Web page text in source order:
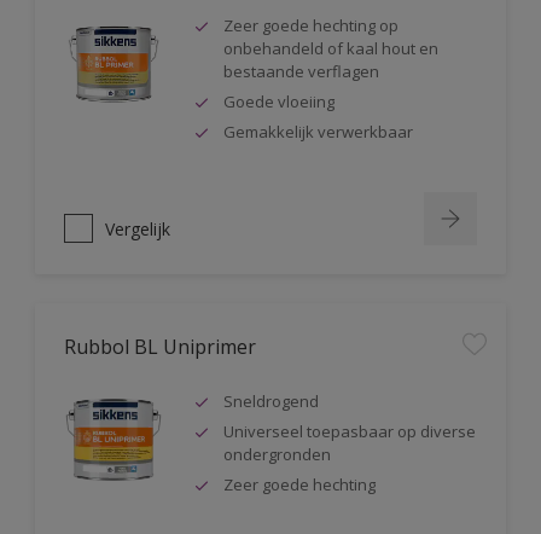
Zeer goede hechting op
onbehandeld of kaal hout en
bestaande verflagen
Goede vloeiing
Gemakkelijk verwerkbaar
Vergelijk
Rubbol BL Uniprimer
Sneldrogend
Universeel toepasbaar op diverse
ondergronden
Zeer goede hechting